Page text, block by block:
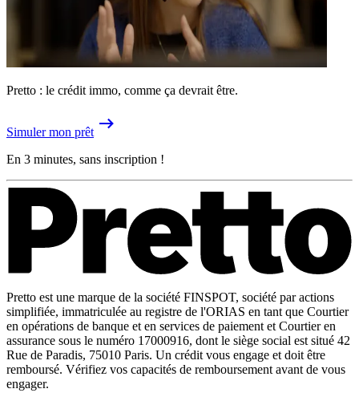
Pretto : le crédit immo, comme ça devrait être.
Simuler mon prêt
En 3 minutes, sans inscription !
Pretto est une marque de la société FINSPOT, société par actions
simplifiée, immatriculée au registre de l'ORIAS en tant que Courtier
en opérations de banque et en services de paiement et Courtier en
assurance sous le numéro 17000916, dont le siège social est situé 42
Rue de Paradis, 75010 Paris. Un crédit vous engage et doit être
remboursé. Vérifiez vos capacités de remboursement avant de vous
engager.